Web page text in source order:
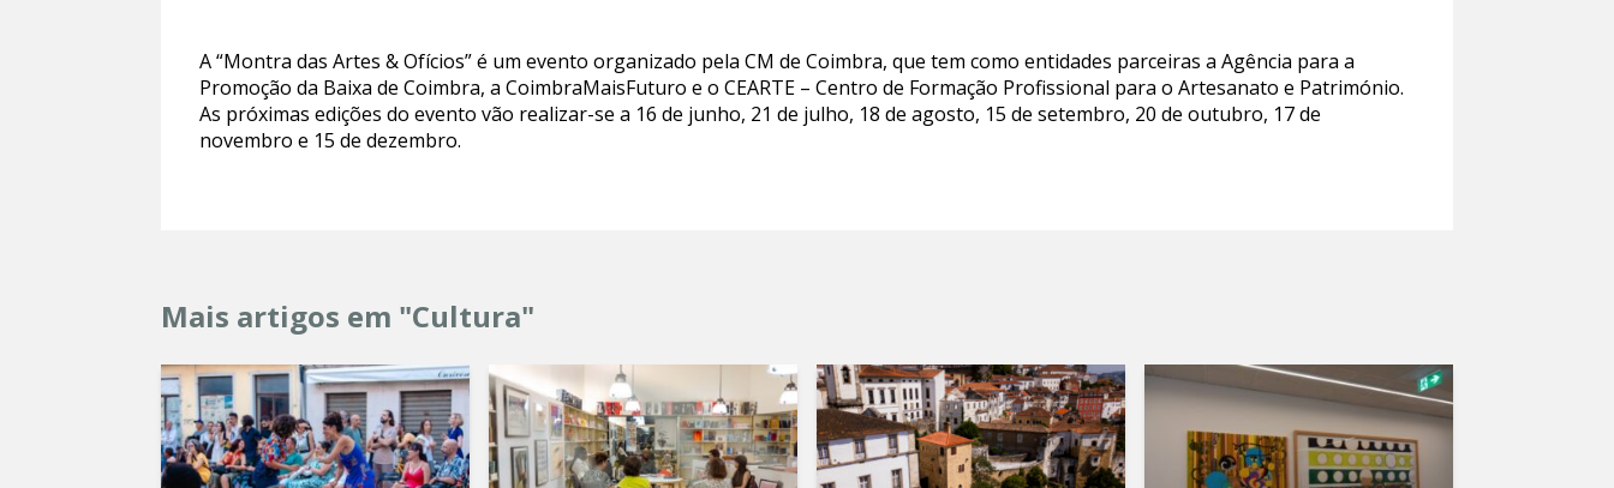
A “Montra das Artes & Ofícios” é um evento organizado pela CM de Coimbra, que tem como entidades parceiras a Agência para a
Promoção da Baixa de Coimbra, a CoimbraMaisFuturo e o CEARTE – Centro de Formação Profissional para o Artesanato e Património.
As próximas edições do evento vão realizar-se a 16 de junho, 21 de julho, 18 de agosto, 15 de setembro, 20 de outubro, 17 de
novembro e 15 de dezembro.
Mais artigos em "Cultura"